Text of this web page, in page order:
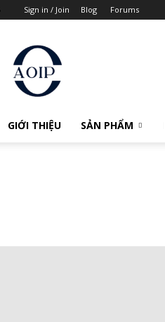
Sign in / Join Blog Forums
GIỚI THIỆU SẢN PHẨM